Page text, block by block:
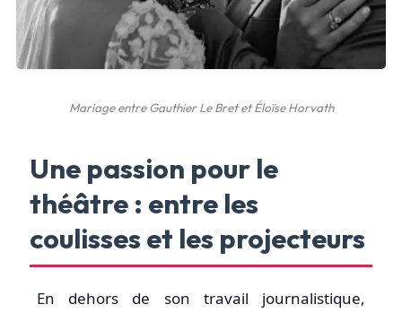
Mariage entre Gauthier Le Bret et Éloïse Horvath
Une passion pour le
théâtre : entre les
coulisses et les projecteurs
En dehors de son travail journalistique,